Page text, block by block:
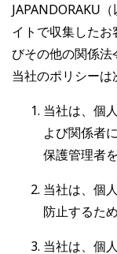
JAPANDORAKU
イトで収集した
びその他の関係法
当社のポリシーは
当社は、個
よび関係者
保護管理者
当社は、個
防止するた
当社は、個